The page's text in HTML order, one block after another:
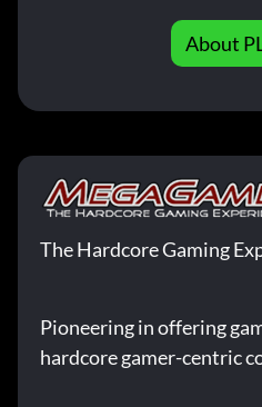
About
The Hardcore Gaming
Pioneering in offering
hardcore gamer-centric